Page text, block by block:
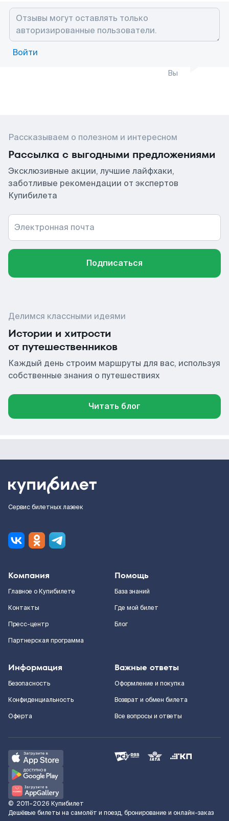
Войти
Вы
Рассказываем о полезном и интересном
Рассылка с выгодными предложениями
Эксклюзивные акции, лучшие лайфхаки,
заботливые рекомендации от экспертов
Купибилета
Электронная почта
Подписаться
Делимся классными идеями
Истории и хитрости
от путешественников
Каждый день строим маршруты для вас, используя
собственные знания о путешествиях
Читать блог
Сервис билетных лазеек
Компания
Главное о Купибилете
Контакты
Пресс-центр
Партнерская программа
Помощь
База знаний
Где мой билет
Блог
Информация
Безопасность
Конфиденциальность
Оферта
Важные ответы
Оформление и покупка
Возврат и обмен билета
Все вопросы и ответы
© 2011–2026 Купибилет
Дешёвые билеты на самолёт и поезд, бронирование и онлайн-заказ